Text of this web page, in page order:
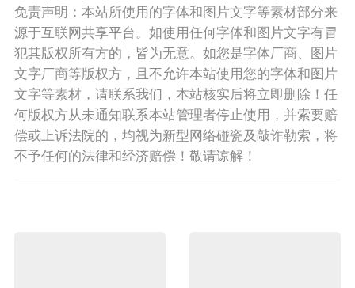
免责声明：本站所使用的字体和图片文字等素材部分来
源于互联网共享平台。如使用任何字体和图片文字有冒
犯其版权所有方的，皆为无意。如您是字体厂商、图片
文字厂商等版权方，且不允许本站使用您的字体和图片
文字等素材，请联系我们，本站核实后将立即删除！任
何版权方从未通知联系本站管理者停止使用，并索要赔
偿或上诉法院的，均视为新型网络碰瓷及敲诈勒索，将
不予任何的法律和经济赔偿！敬请谅解！